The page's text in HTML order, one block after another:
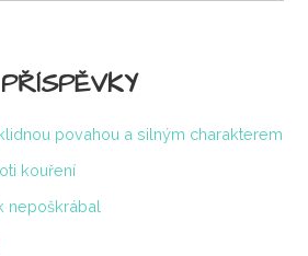
povahou a silným charakterem
kouření
nepoškrábal